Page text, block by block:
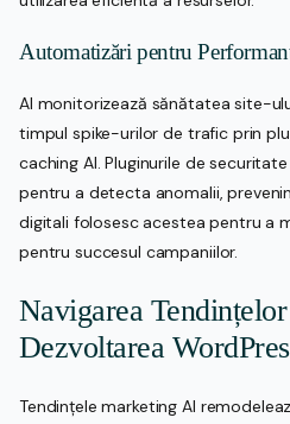
Automatizări pentru
AI monitorizează sănătatea site-
timpul spike-urilor de trafic prin
caching AI. Pluginurile de
pentru a detecta anomalii,
digitali folosesc acestea pentru a
pentru succesul campaniilor.
Navigarea
Dezvoltarea
Tendințele marketing AI